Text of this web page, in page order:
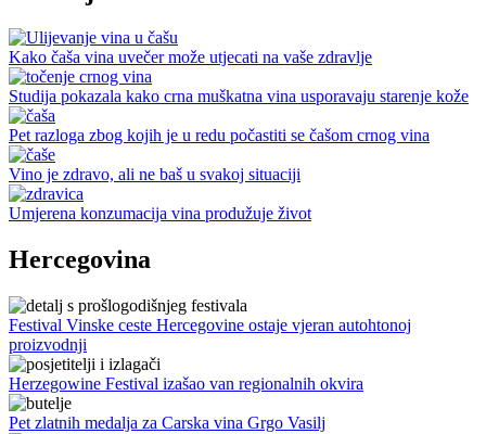
Kako čaša vina uvečer može utjecati na vaše zdravlje
Studija pokazala kako crna muškatna vina usporavaju starenje kože
Pet razloga zbog kojih je u redu počastiti se čašom crnog vina
Vino je zdravo, ali ne baš u svakoj situaciji
Umjerena konzumacija vina produžuje život
Hercegovina
Festival Vinske ceste Hercegovine ostaje vjeran autohtonoj
proizvodnji
Herzegowine Festival izašao van regionalnih okvira
Pet zlatnih medalja za Carska vina Grgo Vasilj